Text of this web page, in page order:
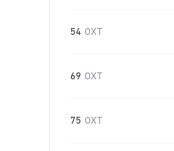
54 OXT
69 OXT
75 OXT